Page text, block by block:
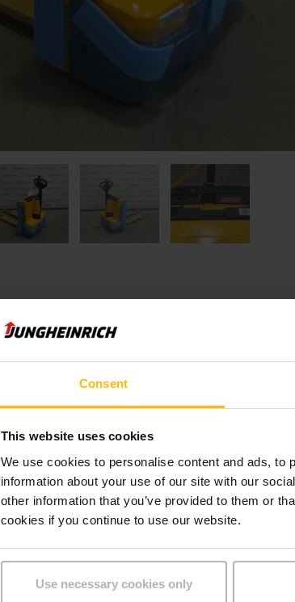
Consent
This website uses cookies
We use cookies to personalise content and ads, to
information about your use of our site with our
other information that you’ve provided to them or
cookies if you continue to use our website.
Use necessary cookies only
Nasledujúca časť poskytuje
Technické údaje
Batéria
Nabíjač